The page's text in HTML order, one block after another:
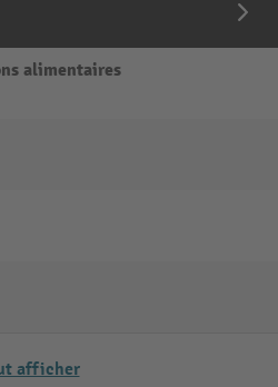
alimentaires
afficher